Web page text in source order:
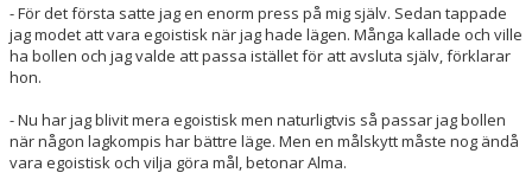
- För det första satte jag en enorm press på mig själv. Sedan tappade
jag modet att vara egoistisk när jag hade lägen. Många kallade och ville
ha bollen och jag valde att passa istället för att avsluta själv, förklarar
hon.
- Nu har jag blivit mera egoistisk men naturligtvis så passar jag bollen
när någon lagkompis har bättre läge. Men en målskytt måste nog ändå
vara egoistisk och vilja göra mål, betonar Alma.